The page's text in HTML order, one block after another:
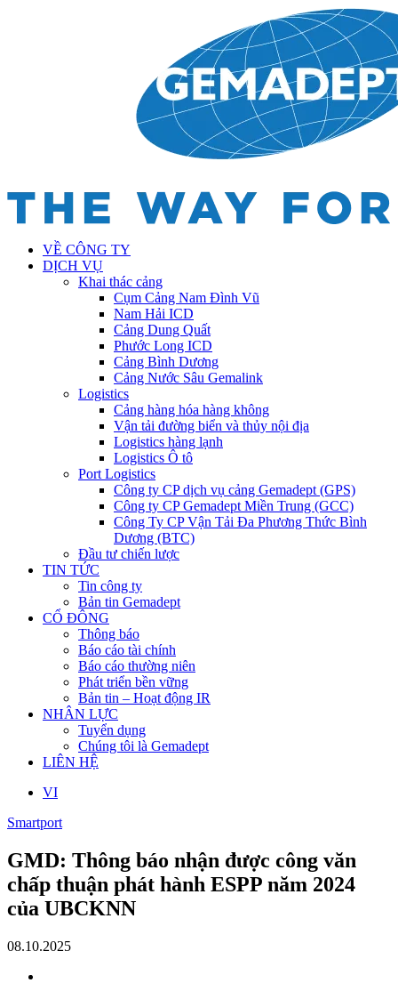
VỀ CÔNG TY
DỊCH VỤ
Khai thác cảng
Cụm Cảng Nam Đình Vũ
Nam Hải ICD
Cảng Dung Quất
Phước Long ICD
Cảng Bình Dương
Cảng Nước Sâu Gemalink
Logistics
Cảng hàng hóa hàng không
Vận tải đường biển và thủy nội địa
Logistics hàng lạnh
Logistics Ô tô
Port Logistics
Công ty CP dịch vụ cảng Gemadept (GPS)
Công ty CP Gemadept Miền Trung (GCC)
Công Ty CP Vận Tải Đa Phương Thức Bình
Dương (BTC)
Đầu tư chiến lược
TIN TỨC
Tin công ty
Bản tin Gemadept
CỔ ĐÔNG
Thông báo
Báo cáo tài chính
Báo cáo thường niên
Phát triển bền vững
Bản tin – Hoạt động IR
NHÂN LỰC
Tuyển dụng
Chúng tôi là Gemadept
LIÊN HỆ
VI
Smartport
GMD: Thông báo nhận được công văn
chấp thuận phát hành ESPP năm 2024
của UBCKNN
08.10.2025